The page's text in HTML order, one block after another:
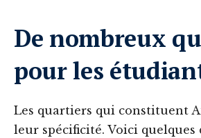
De nombreux
pour les
Les quartiers qui constituent
leur spécificité. Voici